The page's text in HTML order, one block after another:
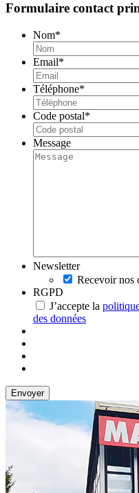
Formulaire contact
Nom*
Email*
Téléphone*
Code postal*
Message
Newsletter
Recevoir nos
RGPD
J’accepte la
des données